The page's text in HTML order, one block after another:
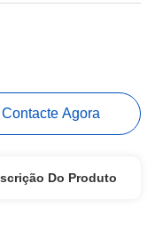
Contacte Agora
Do Produto